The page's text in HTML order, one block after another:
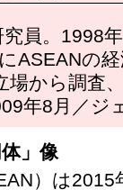
員。1998
ASEANの
場から調査
年8月／
」像
）は2015